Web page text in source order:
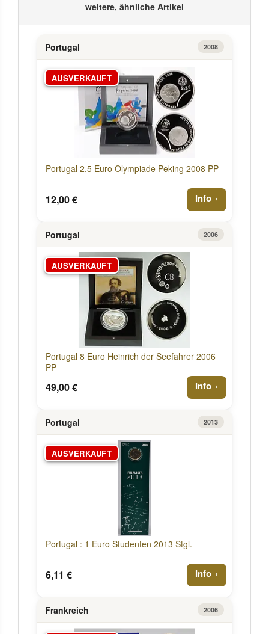
weitere, ähnliche Artikel
Portugal 2008
AUSVERKAUFT
Portugal 2,5 Euro Olympiade Peking 2008 PP
12,00 € Info
Portugal 2006
AUSVERKAUFT
Portugal 8 Euro Heinrich der Seefahrer 2006
PP
49,00 € Info
Portugal 2013
AUSVERKAUFT
Portugal : 1 Euro Studenten 2013 Stgl.
6,11 € Info
Frankreich 2006